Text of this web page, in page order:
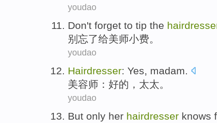
youdao
Don't forget to tip the
别 忘了给美师小费。
youdao
Hairdresser: Yes, madam.
美容师 ： 好的 ， 太太。
youdao
But only her hairdresser knows